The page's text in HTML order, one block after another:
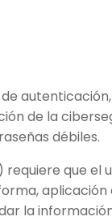
de la
débiles.
que el
aplicación
la